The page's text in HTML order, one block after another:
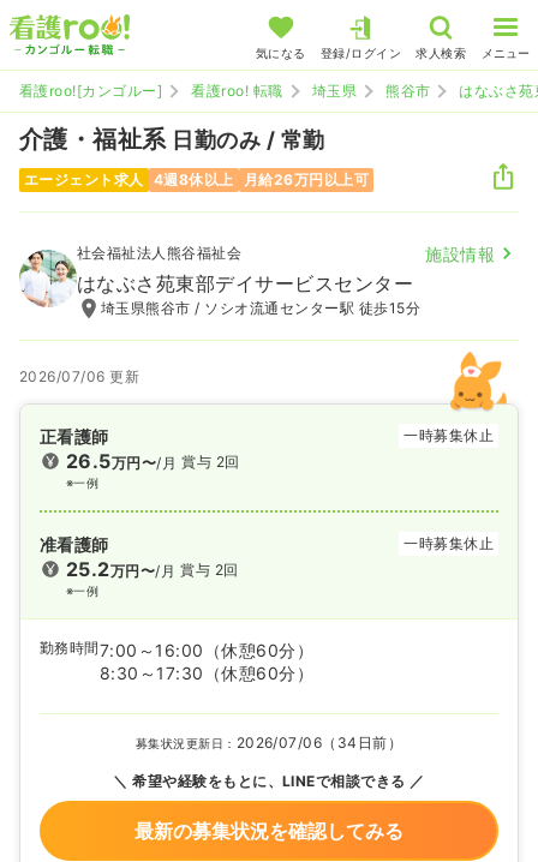
気になる 登録/ログイン 求人検索 メニュー
看護roo![カンゴルー] 看護roo! 転職 埼玉県 熊谷市 はなぶさ
介護・福祉系 日勤のみ / 常勤
エージェント求人 4週8休以上 月給26万円以上可
社会福祉法人熊谷福祉会 施設情報
はなぶさ苑東部デイサービスセンター
埼玉県熊谷市 / ソシオ流通センター駅 徒歩15分
2026/07/06 更新
正看護師 一時募集休止
26.5万円〜/月
※一例
賞与 2回
准看護師 一時募集休止
25.2万円〜/月
※一例
賞与 2回
勤務時間7:00～16:00
（休憩60分）
8:30～17:30
（休憩60分）
募集状況更新日： 2026/07/06（34日前）
希望や経験をもとに、LINEで相談できる
最新の募集状況を確認してみる